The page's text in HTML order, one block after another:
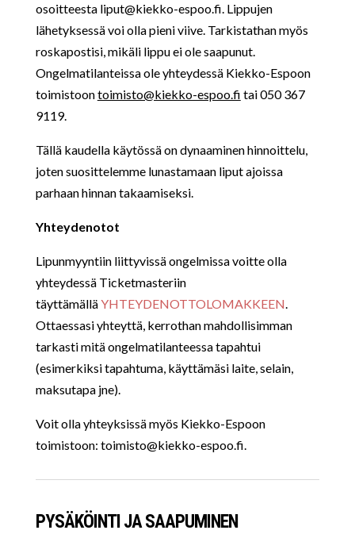
osoitteesta liput@kiekko-espoo.fi. Lippujen
lähetyksessä voi olla pieni viive. Tarkistathan myös
roskapostisi, mikäli lippu ei ole saapunut.
Ongelmatilanteissa ole yhteydessä Kiekko-Espoon
toimistoontoimisto@kiekko-espoo.fi tai 050 367
9119.
Tällä kaudella käytössä on dynaaminen hinnoittelu,
joten suosittelemme lunastamaan liput ajoissa
parhaan hinnan takaamiseksi.
Yhteydenotot
Lipunmyyntiin liittyvissä ongelmissa voitte olla
yhteydessä Ticketmasteriin
täyttämälläYHTEYDENOTTOLOMAKKEEN.
Ottaessasi yhteyttä, kerrothan mahdollisimman
tarkasti mitä ongelmatilanteessa tapahtui
(esimerkiksi tapahtuma, käyttämäsi laite, selain,
maksutapa jne).
Voit olla yhteyksissä myös Kiekko-Espoon
toimistoon: toimisto@kiekko-espoo.fi.
PYSÄKÖINTI JA SAAPUMINEN